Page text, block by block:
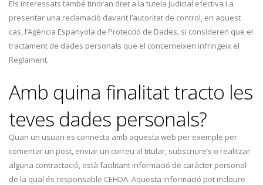
Els interessats també tindran dret a la tutela judicial efectiva i a
presentar una reclamació davant l’autoritat de control, en aquest
cas, l’Agència Espanyola de Protecció de Dades, si consideren que el
tractament de dades personals que el concerneixen infringeix el
Reglament.
Amb quina finalitat tracto les
teves dades personals?
Quan un usuari es connecta amb aquesta web per exemple per
comentar un post, enviar un correu al titular, subscriure’s o realitzar
alguna contractació, està facilitant informació de caràcter personal
de la qual és responsable CEHDA. Aquesta informació pot incloure